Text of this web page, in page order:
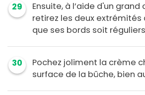
29
Ensuite, à l’aide d'un
retirez les deux extrémités
que ses bords soit
30
Pochez joliment la crème
surface de la bûche, bien